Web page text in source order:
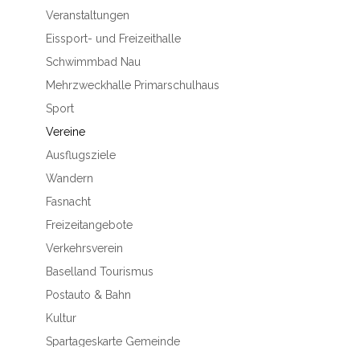
Veranstaltungen
Eissport- und Freizeithalle
Schwimmbad Nau
Mehrzweckhalle Primarschulhaus
Sport
Vereine
Ausflugsziele
Wandern
Fasnacht
Freizeitangebote
Verkehrsverein
Baselland Tourismus
Postauto & Bahn
Kultur
Spartageskarte Gemeinde